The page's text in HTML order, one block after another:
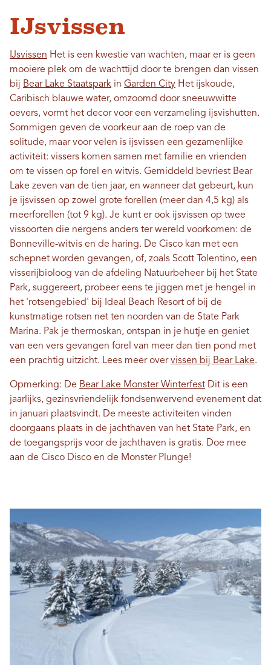
IJsvissen
IJsvissen Het is een kwestie van wachten, maar er is geen
mooiere plek om de wachttijd door te brengen dan vissen
bij Bear Lake Staatspark in Garden City Het ijskoude,
Caribisch blauwe water, omzoomd door sneeuwwitte
oevers, vormt het decor voor een verzameling ijsvishutten.
Sommigen geven de voorkeur aan de roep van de
solitude, maar voor velen is ijsvissen een gezamenlijke
activiteit: vissers komen samen met familie en vrienden
om te vissen op forel en witvis. Gemiddeld bevriest Bear
Lake zeven van de tien jaar, en wanneer dat gebeurt, kun
je ijsvissen op zowel grote forellen (meer dan 4,5 kg) als
meerforellen (tot 9 kg). Je kunt er ook ijsvissen op twee
vissoorten die nergens anders ter wereld voorkomen: de
Bonneville-witvis en de haring. De Cisco kan met een
schepnet worden gevangen, of, zoals Scott Tolentino, een
visserijbioloog van de afdeling Natuurbeheer bij het State
Park, suggereert, probeer eens te jiggen met je hengel in
het 'rotsengebied' bij Ideal Beach Resort of bij de
kunstmatige rotsen net ten noorden van de State Park
Marina. Pak je thermoskan, ontspan in je hutje en geniet
van een vers gevangen forel van meer dan tien pond met
een prachtig uitzicht. Lees meer overvissen bij Bear Lake.
Opmerking: De Bear Lake Monster Winterfest Dit is een
jaarlijks, gezinsvriendelijk fondsenwervend evenement dat
in januari plaatsvindt. De meeste activiteiten vinden
doorgaans plaats in de jachthaven van het State Park, en
de toegangsprijs voor de jachthaven is gratis. Doe mee
aan de Cisco Disco en de Monster Plunge!